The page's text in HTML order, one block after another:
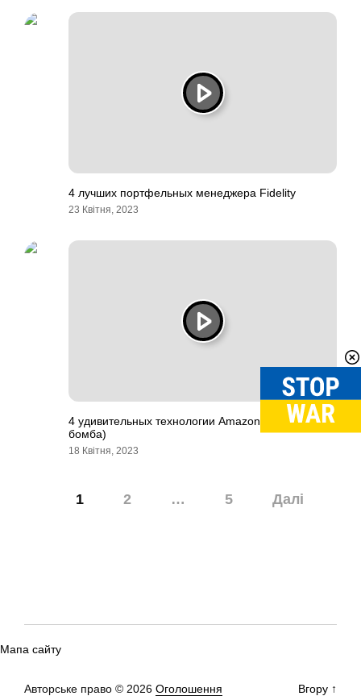
4 лучших портфельных менеджера Fidelity
23 Квітня, 2023
4 удивительных технологии Amazon (и одна
бомба)
18 Квітня, 2023
1 2 … 5 Далі
Мапа сайту
Авторське право © 2026 Оголошення Вгору ↑